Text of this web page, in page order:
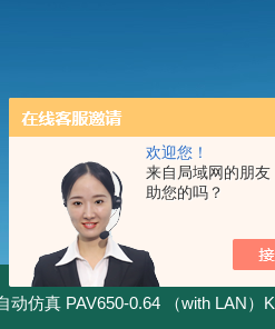
欢迎您！
来自局域网的朋
助您的吗？
动仿真 PAV650-0.64 （with LAN）KIKUSUI菊